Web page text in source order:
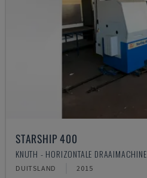
STARSHIP 400
KNUTH - HORIZONTALE DRAAIMACHINE
DUITSLAND 2015